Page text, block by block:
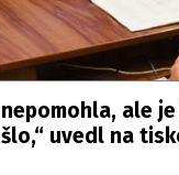
ale
uvedl na